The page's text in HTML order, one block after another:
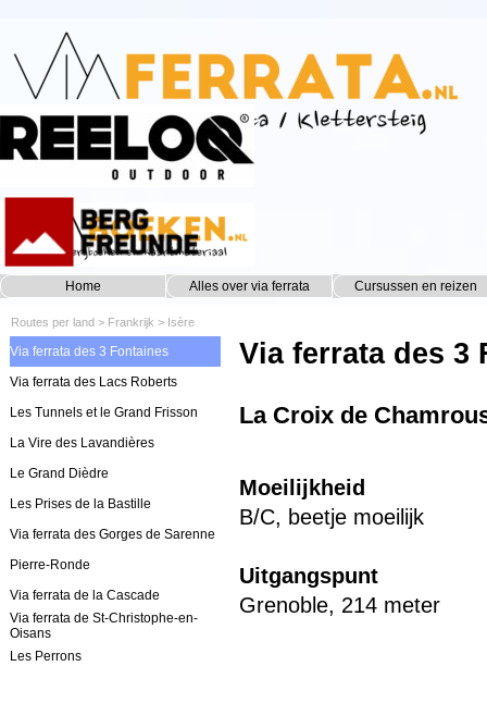
Home Alles over via ferrata ▼
Cursussen en reizen
Routes per land > Frankrijk > Isère
Via ferrata des 3 Fontaines
Via ferrata des Lacs Roberts
Les Tunnels et le Grand Frisson
La Vire des Lavandières
Le Grand Dièdre
Les Prises de la Bastille
Via ferrata des Gorges de Sarenne
Pierre-Ronde
Via ferrata de la Cascade
Via ferrata de St-Christophe-en-
Oisans
Les Perrons
Via ferrata des 3
La Croix de
Moeilijkheid
B/C, beetje moeilijk
Uitgangspunt
Grenoble, 214 meter